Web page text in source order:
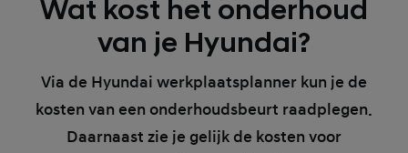
Wat kost het onderhoud
van je Hyundai?
Via de Hyundai werkplaatsplanner kun je de
kosten van een onderhoudsbeurt raadplegen.
Daarnaast zie je gelijk de kosten voor